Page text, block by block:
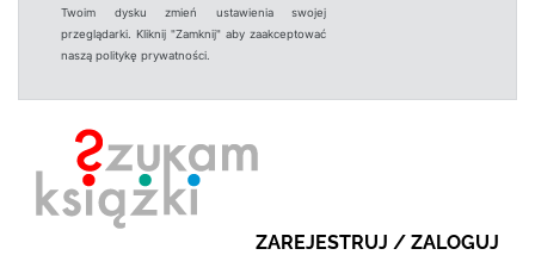
Twoim dysku zmień ustawienia swojej
przeglądarki. Kliknij "Zamknij" aby zaakceptować
naszą politykę prywatności.
ZAREJESTRUJ / ZALOGUJ